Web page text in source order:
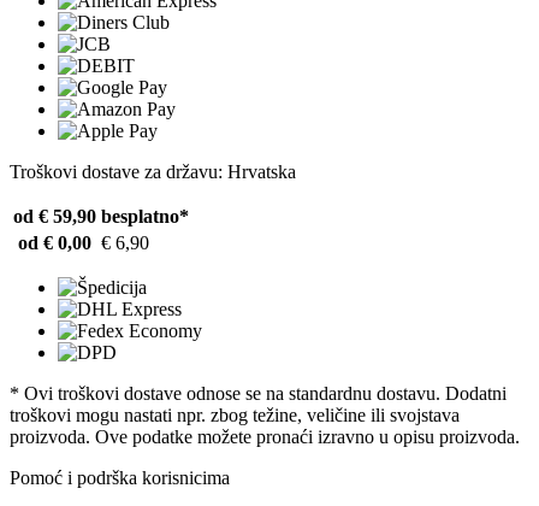
Troškovi dostave za državu: Hrvatska
od € 59,90 besplatno*
od € 0,00 € 6,90
* Ovi troškovi dostave odnose se na standardnu ​​dostavu. Dodatni
troškovi mogu nastati npr. zbog težine, veličine ili svojstava
proizvoda. Ove podatke možete pronaći izravno u opisu proizvoda.
Pomoć i podrška korisnicima